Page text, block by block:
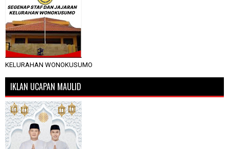
KELURAHAN WONOKUSUMO
IKLAN UCAPAN MAULID